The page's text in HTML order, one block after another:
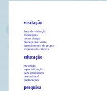
visitação
área de visitação
exposições
como chegar
planeje sua visita
agendamento de grupos
expresso da ciência
educação
mestrado
especialização
para professores
pró-cultural
publicações
pesquisa